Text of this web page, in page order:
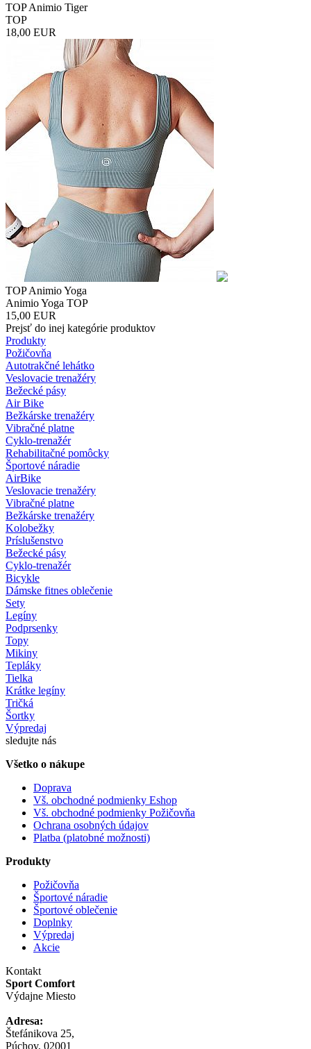
TOP Animio Tiger
TOP
18,00 EUR
TOP Animio Yoga
Animio Yoga TOP
15,00 EUR
Prejsť do inej kategórie produktov
Produkty
Požičovňa
Autotrakčné lehátko
Veslovacie trenažéry
Bežecké pásy
Air Bike
Bežkárske trenažéry
Vibračné platne
Cyklo-trenažér
Rehabilitačné pomôcky
Športové náradie
AirBike
Veslovacie trenažéry
Vibračné platne
Bežkárske trenažéry
Kolobežky
Príslušenstvo
Bežecké pásy
Cyklo-trenažér
Bicykle
Dámske fitnes oblečenie
Sety
Legíny
Podprsenky
Topy
Mikiny
Tepláky
Tielka
Krátke legíny
Tričká
Šortky
Výpredaj
sledujte nás
Všetko o nákupe
Doprava
Vš. obchodné podmienky Eshop
Vš. obchodné podmienky Požičovňa
Ochrana osobných údajov
Platba (platobné možnosti)
Produkty
Požičovňa
Športové náradie
Športové oblečenie
Doplnky
Výpredaj
Akcie
Kontakt
Sport Comfort
Výdajne Miesto
Adresa:
Štefánikova 25,
Púchov, 02001